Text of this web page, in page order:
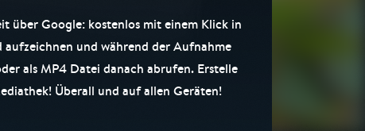
über Google: kostenlos mit einem Klick in
aufzeichnen und während der Aufnahme
als MP4 Datei danach abrufen. Erstelle
Überall und auf allen Geräten!